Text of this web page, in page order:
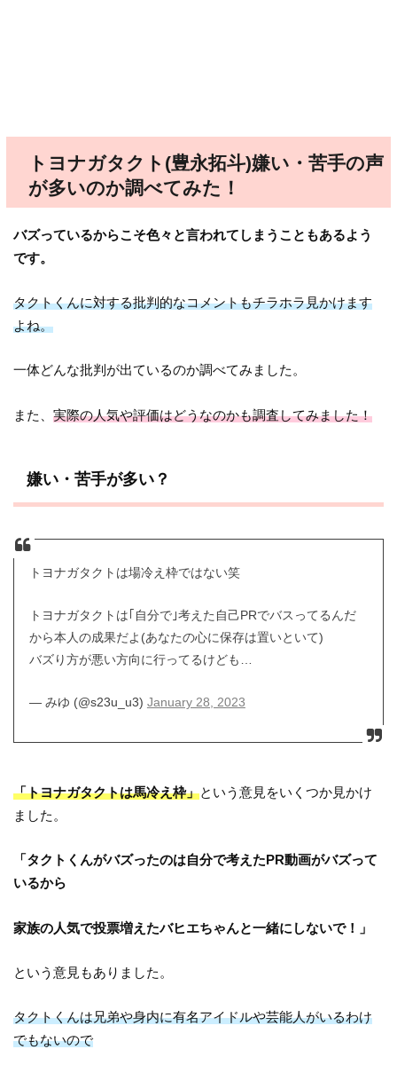
トヨナガタクト(豊永拓斗)嫌い・苦手の声
が多いのか調べてみた！
バズっているからこそ色々と言われてしまうこともあるよう
です。
タクトくんに対する批判的なコメントもチラホラ見かけます
よね。
一体どんな批判が出ているのか調べてみました。
また、実際の人気や評価はどうなのかも調査してみました！
嫌い・苦手が多い？
トヨナガタクトは場冷え枠ではない笑
トヨナガタクトは｢自分で｣考えた自己PRでバスってるんだ
から本人の成果だよ(あなたの心に保存は置いといて)
バズり方が悪い方向に行ってるけども…
— みゆ (@s23u_u3) January 28, 2023
「トヨナガタクトは馬冷え枠」という意見をいくつか見かけ
ました。
「タクトくんがバズったのは自分で考えたPR動画がバズって
いるから
家族の人気で投票増えたバヒエちゃんと一緒にしないで！」
という意見もありました。
タクトくんは兄弟や身内に有名アイドルや芸能人がいるわけ
でもないので